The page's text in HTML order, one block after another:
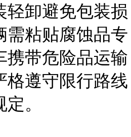
轻卸避免包装损
需粘贴腐蚀品专
携带危险品运输
格遵守限行路线
。